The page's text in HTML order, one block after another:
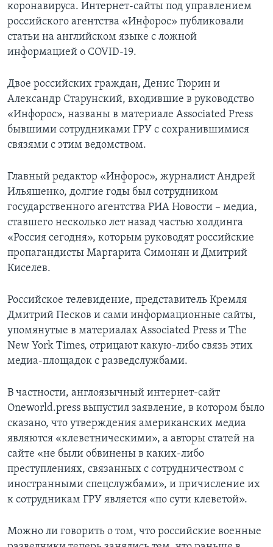
коронавируса. Интернет-сайты под управлением
российского агентства «Инфорос» публиковали
статьи на английском языке с ложной
информацией о COVID-19.
Двое российских граждан, Денис Тюрин и
Александр Старунский, входившие в руководство
«Инфорос», названы в материале Associated Press
бывшими сотрудниками ГРУ с сохранившимися
связями с этим ведомством.
Главный редактор «Инфорос», журналист Андрей
Ильяшенко, долгие годы был сотрудником
государственного агентства РИА Новости – медиа,
ставшего несколько лет назад частью холдинга
«Россия сегодня», которым руководят российские
пропагандисты Маргарита Симонян и Дмитрий
Киселев.
Российское телевидение, представитель Кремля
Дмитрий Песков и сами информационные сайты,
упомянутые в материалах Associated Press и The
New York Times, отрицают какую-либо связь этих
медиа-площадок с разведслужбами.
В частности, англоязычный интернет-сайт
Оneworld.press выпустил заявление, в котором было
сказано, что утверждения американских медиа
являются «клеветническими», а авторы статей на
сайте «не были обвинены в каких-либо
преступлениях, связанных с сотрудничеством с
иностранными спецслужбами», и причисление их
к сотрудникам ГРУ является «по сути клеветой».
Можно ли говорить о том, что российские военные